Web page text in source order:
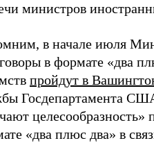
министров
в начале июля
в формате «два
пройдут в
Госдепартамента
целесообразность»
«два плюс два» в